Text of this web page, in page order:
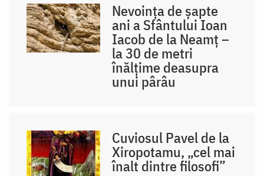
Nevoința de șapte
ani a Sfântului Ioan
Iacob de la Neamț –
la 30 de metri
înălțime deasupra
unui pârâu
Cuviosul Pavel de la
Xiropotamu, „cel mai
înalt dintre filosofi”